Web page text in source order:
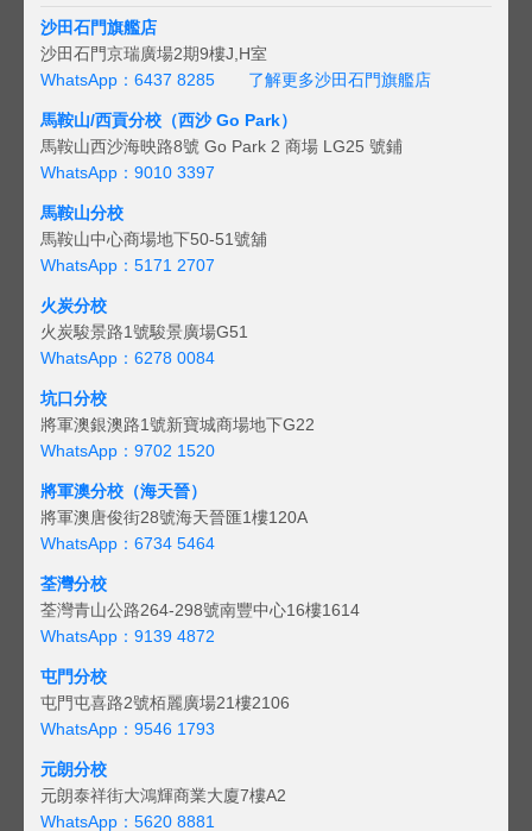
沙田石門旗艦店
沙田石門京瑞廣場2期9樓J,H室
WhatsApp：6437 8285
了解更多沙田石門旗艦店
馬鞍山/西貢分校（西沙 Go Park）
馬鞍山西沙海映路8號 Go Park 2 商場 LG25 號鋪
WhatsApp：9010 3397
馬鞍山分校
馬鞍山中心商場地下50-51號舖
WhatsApp：5171 2707
火炭分校
火炭駿景路1號駿景廣場G51
WhatsApp：6278 0084
坑口分校
將軍澳銀澳路1號新寶城商場地下G22
WhatsApp：9702 1520
將軍澳分校（海天晉）
將軍澳唐俊街28號海天晉匯1樓120A
WhatsApp：6734 5464
荃灣分校
荃灣青山公路264-298號南豐中心16樓1614
WhatsApp：9139 4872
屯門分校
屯門屯喜路2號栢麗廣場21樓2106
WhatsApp：9546 1793
元朗分校
元朗泰祥街大鴻輝商業大廈7樓A2
WhatsApp：5620 8881